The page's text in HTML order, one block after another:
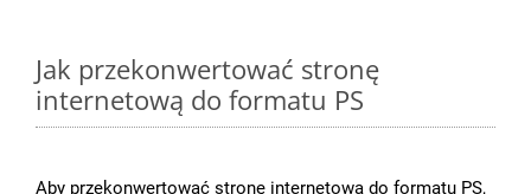
Jak przekonwertować stronę
internetową do formatu PS
Aby przekonwertować stronę internetową do formatu PS,